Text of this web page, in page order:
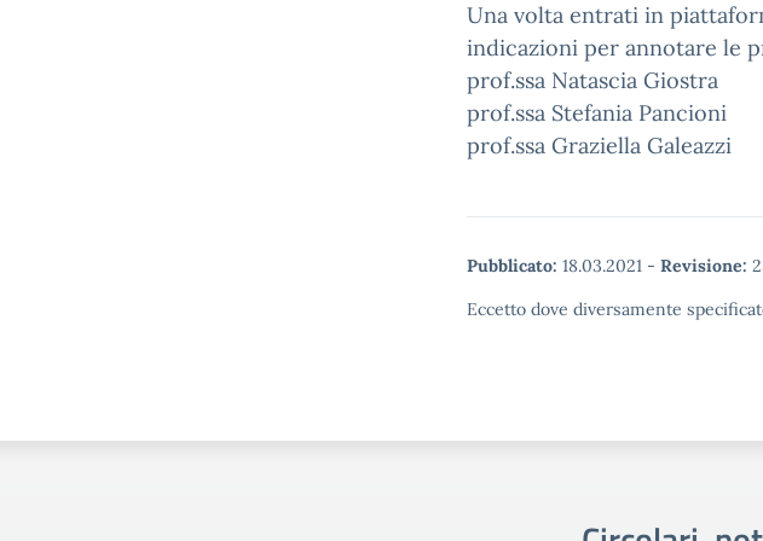
Una volta entrati in
indicazioni per annotare le
prof.ssa Natascia Giostra
prof.ssa Stefania Pancioni
prof.ssa Graziella Galeazzi
Pubblicato: 18.03.2021 - Revisione:
Eccetto dove diversamente